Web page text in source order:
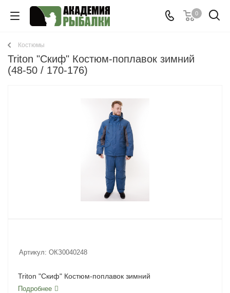
0
Костюмы
Triton "Скиф" Костюм-поплавок зимний
(48-50 / 170-176)
Артикул: ОКЗ0040248
Triton "Скиф" Костюм-поплавок зимний
Подробнее